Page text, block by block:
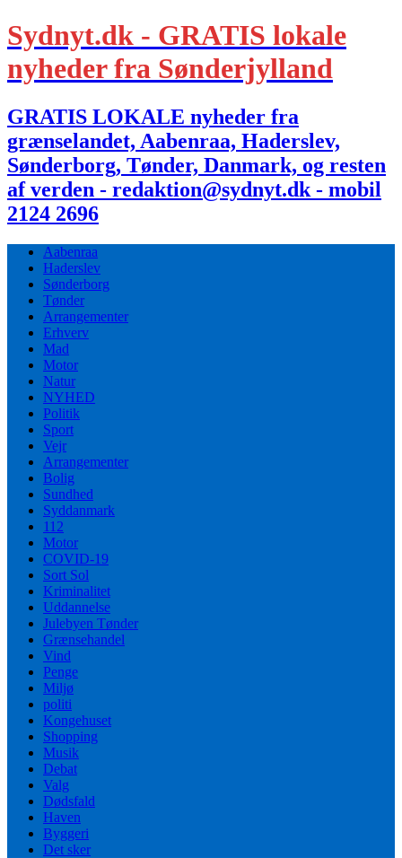
Sydnyt.dk - GRATIS lokale
nyheder fra Sønderjylland
GRATIS LOKALE nyheder fra
grænselandet, Aabenraa, Haderslev,
Sønderborg, Tønder, Danmark, og resten
af verden - redaktion@sydnyt.dk - mobil
2124 2696
Aabenraa
Haderslev
Sønderborg
Tønder
Arrangementer
Erhverv
Mad
Motor
Natur
NYHED
Politik
Sport
Vejr
Arrangementer
Bolig
Sundhed
Syddanmark
112
Motor
COVID-19
Sort Sol
Kriminalitet
Uddannelse
Julebyen Tønder
Grænsehandel
Vind
Penge
Miljø
politi
Kongehuset
Shopping
Musik
Debat
Valg
Dødsfald
Haven
Byggeri
Det sker